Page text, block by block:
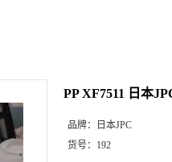
PP XF7511 日本
品牌：
日本JPC
货号： 192